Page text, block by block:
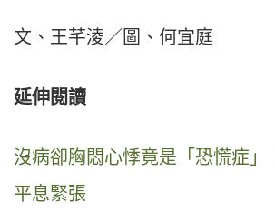
文、王芊淩／圖、何宜庭
延伸閱讀
沒病卻胸悶心悸竟是「恐慌症」
平息緊張